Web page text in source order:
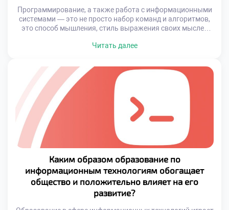
Программирование, а также работа с информационными
системами — это не просто набор команд и алгоритмов,
это способ мышления, стиль выражения своих мыслей
приложений, сайтов, игр и интерактивных проектов,
самовыражения. Специальности в области
информационных технологий дают возможность
каждому найти свою нишу, где можно применить […]
Читать далее
Каким образом образование по
информационным технологиям обогащает
общество и положительно влияет на его
развитие?